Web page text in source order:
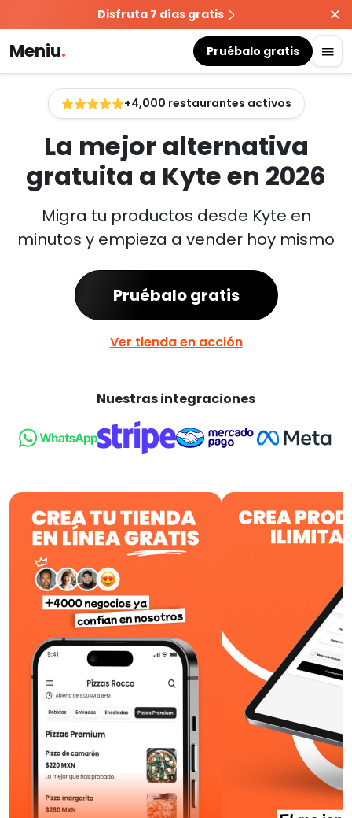
Disfruta 7 días gratis
Meniu. Pruébalo gratis
+4,000 restaurantes activos
La mejor alternativa
gratuita a Kyte en 2026
Migra tu productos desde Kyte en
minutos y empieza a vender hoy mismo
Pruébalo gratis
Ver tienda en acción
Nuestras integraciones